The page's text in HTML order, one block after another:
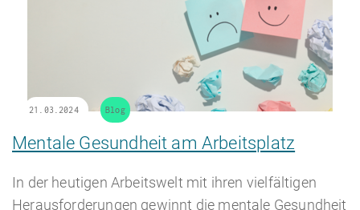
21.03.2024 Blog
Mentale Gesundheit am Arbeitsplatz
In der heutigen Arbeitswelt mit ihren vielfältigen
Herausforderungen gewinnt die mentale Gesundheit